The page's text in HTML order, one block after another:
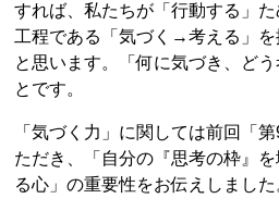
すれば、私たちが「行動する」
工程である「気づく→考える」
と思います。「何に気づき、ど
とです。
「気づく力」に関しては前回「
ただき、「自分の『思考の枠』
る心」の重要性をお伝えしました